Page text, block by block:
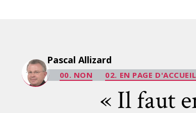
Pascal Allizard
00. NON 02. EN PAGE D'ACCUEIL
« Il faut